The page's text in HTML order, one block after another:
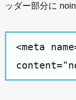
ッダー部分に
<meta